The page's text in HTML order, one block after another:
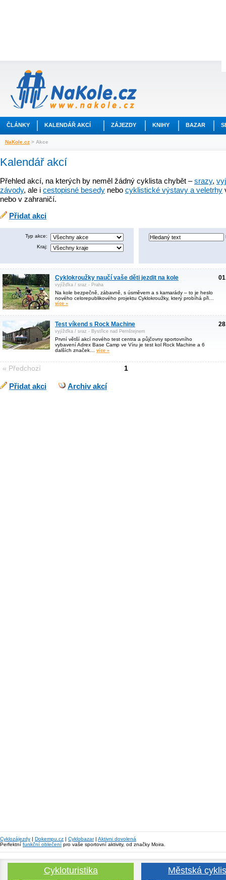
ČLÁNKY KALENDÁŘ AKCÍ ZÁJEZDY KNIHY BAZAR
NaKole.cz > Akce
Kalendář akcí
Přehled akcí, na kterých by neměl žádný cyklista chybět –srazy,
závody, ale i cestopisné besedy nebo cyklistické výstavy a veletrhy
nebo v zahraničí.
Přidat akci
Typ akce:
Kraj:
Cyklokroužky naučí vaše děti jezdit na kole
vyjížďka / sraz - Praha
Na kole bezpečně, zábavně, s úsměvem a s kamarády – to je heslo
nového celorepublikového projektu Cyklokroužky, který probíhá při…
více »
Test víkend s Rock Machine
vyjížďka / sraz - Bystřice nad Pernštejnem
První větší akcí nového test centra a půjčovny sportovního
vybavení Adrex Base Camp ve Víru je test kol Rock Machine a 6
dalších značek… více »
« Předchozí 1
Přidat akci Archiv akcí
Cyklozájezdy | Dokempu.cz | Cyklobazar| Aktivni dovolená
Perfektní funkční oblečení pro vaše sportovní aktivity, od značky Moira.
Cykloturistika Městská